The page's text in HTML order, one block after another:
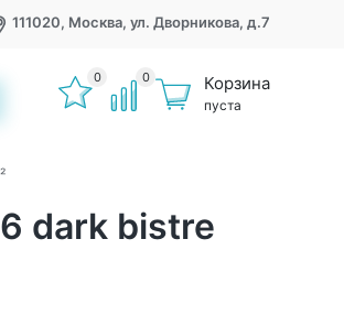
111020, Москва, ул. Дворникова, д.7
0 0 Корзина
пуста
dark bistre